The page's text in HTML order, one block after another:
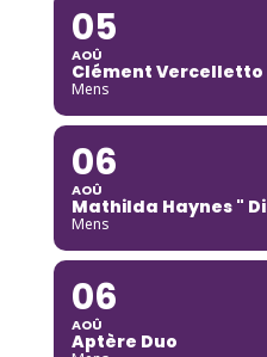
05
AOÛ
Clément Vercelletto
Mens
06
AOÛ
Mathilda Haynes "
Mens
06
AOÛ
Aptère Duo